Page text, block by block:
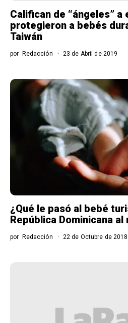
Califican de “ángeles”
protegieron a bebés
Taiwán
por Redacción 23 de Abril de 2019
¿Qué le pasó al bebé
República Dominicana al
por Redacción 22 de Octubre de 2018